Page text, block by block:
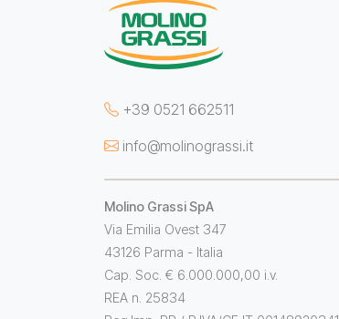
+39 0521 662511
info@molinograssi.it
Molino Grassi SpA
Via Emilia Ovest 347
43126 Parma - Italia
Cap. Soc. € 6.000.000,00 i.v.
REA n. 25834